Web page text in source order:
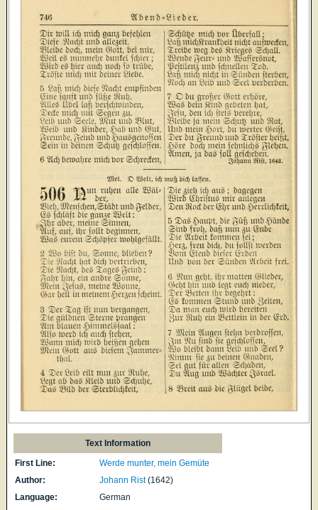
Text Information
First Line:
Werde munter, mein Gemüte
Author:
Johann Rist(1642)
Language:
German